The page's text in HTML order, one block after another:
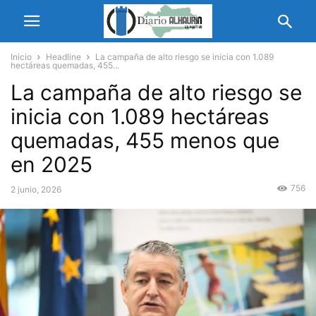
Inicio Headline
La campaña de alto riesgo se inicia con 1.089
hectáreas quemadas, 455...
La campaña de alto riesgo se
inicia con 1.089 hectáreas
quemadas, 455 menos que
en 2025
2 junio, 2026 756